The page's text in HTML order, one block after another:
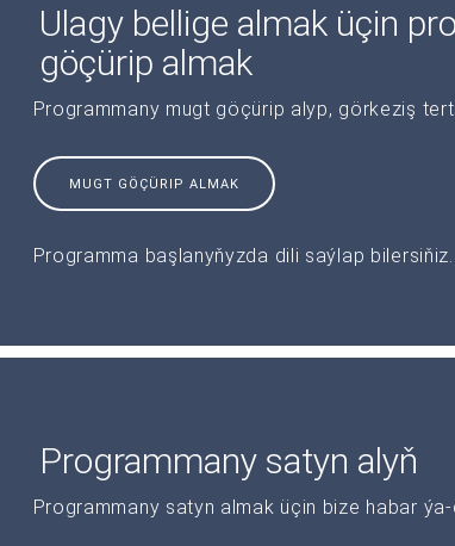
Ulagy bellige almak üçin
göçürip almak
Programmany mugt göçürip alyp, görkeziş
MUGT GÖÇÜRIP ALMAK
Programma başlanyňyzda dili saýlap bilersiňiz.
Programmany satyn alyň
Programmany satyn almak üçin bize habar